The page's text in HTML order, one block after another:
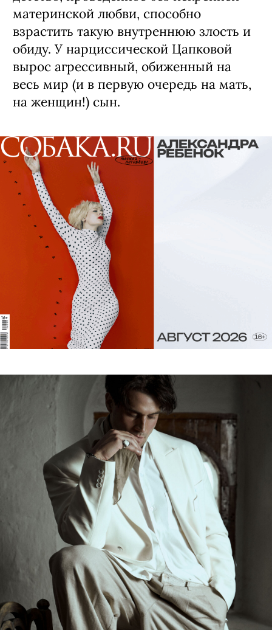
материнской любви, способно
взрастить такую внутреннюю злость и
обиду. У нарциссической Цапковой
вырос агрессивный, обиженный на
весь мир (и в первую очередь на мать,
на женщин!) сын.